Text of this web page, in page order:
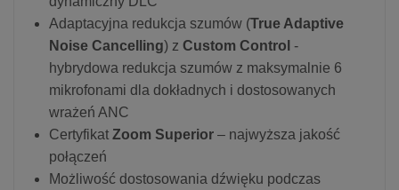
Adaptacyjna redukcja szumów (True Adaptive
Noise Cancelling) z Custom Control -
hybrydowa redukcja szumów z maksymalnie 6
mikrofonami dla dokładnych i dostosowanych
wrażeń ANC
Certyfikat Zoom Superior – najwyższa jakość
połączeń
Możliwość dostosowania dźwięku podczas